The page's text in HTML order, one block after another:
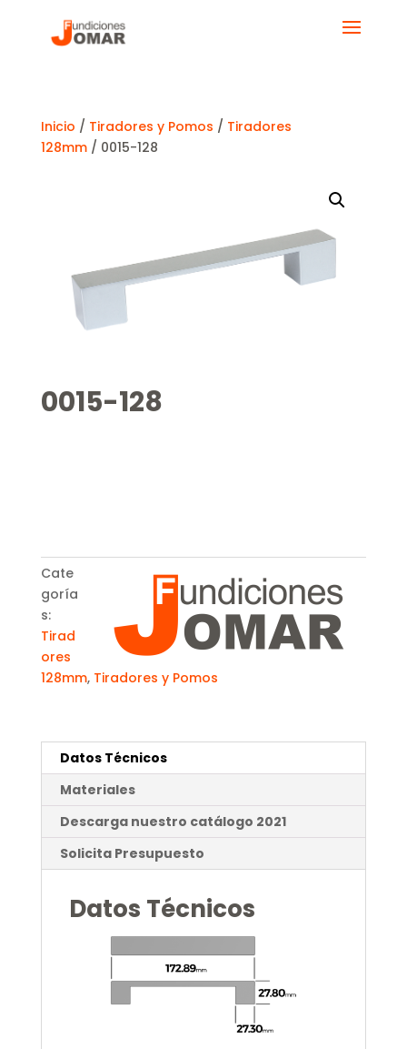
Inicio / Tiradores y Pomos / Tiradores
128mm/ 0015-128
0015-128
Cate
goría
s:
Tirad
ores
128mm, Tiradores y Pomos
Datos Técnicos
Materiales
Descarga nuestro catálogo 2021
Solicita Presupuesto
Datos Técnicos